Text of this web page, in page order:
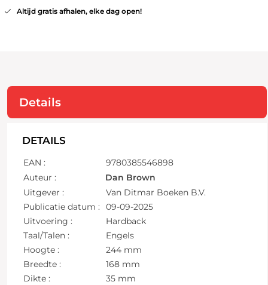
Altijd gratis afhalen, elke dag open!
Details
DETAILS
EAN :
9780385546898
Auteur :
Dan Brown
Uitgever :
Van Ditmar Boeken B.V.
Publicatie datum :
09-09-2025
Uitvoering :
Hardback
Taal/Talen :
Engels
Hoogte :
244 mm
Breedte :
168 mm
Dikte :
35 mm